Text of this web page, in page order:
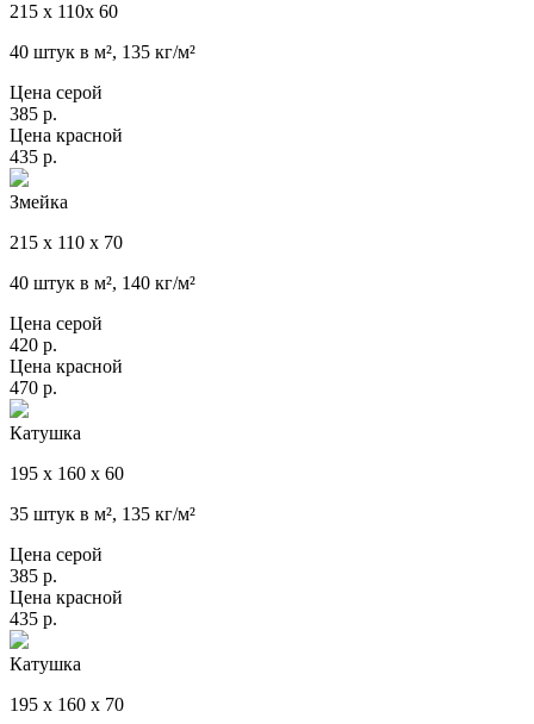
215 х 110х 60
40 штук в м², 135 кг/м²
Цена серой
385 р.
Цена красной
435 р.
Змейка
215 х 110 х 70
40 штук в м², 140 кг/м²
Цена серой
420 р.
Цена красной
470 р.
Катушка
195 х 160 х 60
35 штук в м², 135 кг/м²
Цена серой
385 р.
Цена красной
435 р.
Катушка
195 х 160 х 70